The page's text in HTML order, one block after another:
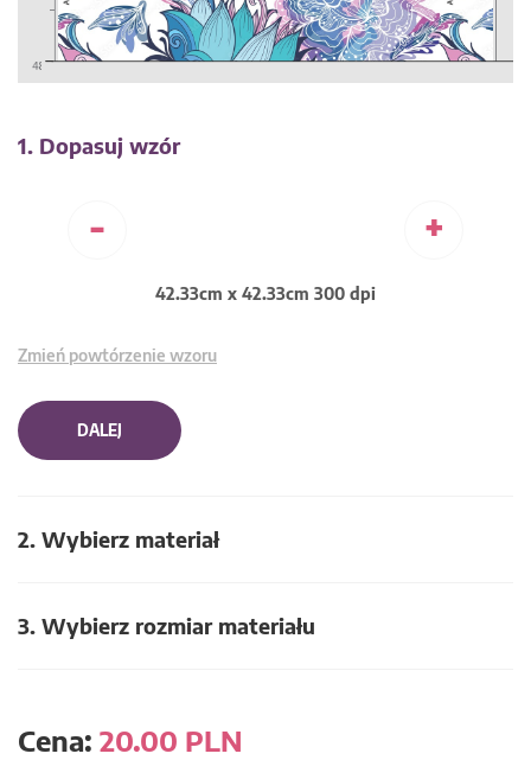
1. Dopasuj wzór
- +
42.33cm x 42.33cm 300 dpi
Zmień powtórzenie wzoru
DALEJ
2. Wybierz materiał
3. Wybierz rozmiar materiału
Cena: 20.00 PLN